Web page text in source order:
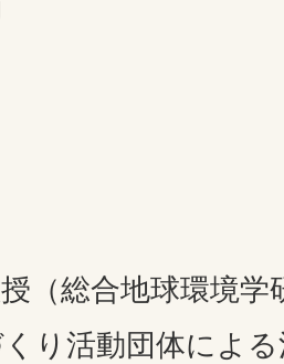
授（総合地球環境
くり活動団体によ